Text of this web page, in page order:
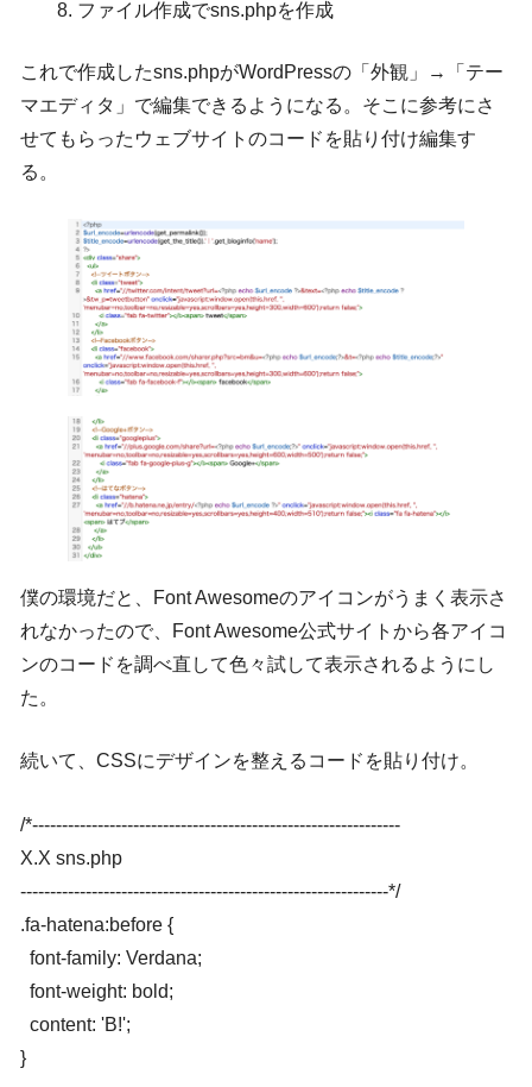
ファイル作成でsns.phpを作成
これで作成したsns.phpがWordPressの「外観」→「テー
マエディタ」で編集できるようになる。そこに参考にさ
せてもらったウェブサイトのコードを貼り付け編集す
る。
僕の環境だと、Font Awesomeのアイコンがうまく表示さ
れなかったので、Font Awesome公式サイトから各アイコ
ンのコードを調べ直して色々試して表示されるようにし
た。
続いて、CSSにデザインを整えるコードを貼り付け。
/*--------------------------------------------------------------
X.X sns.php
--------------------------------------------------------------*/
.fa-hatena:before {
}